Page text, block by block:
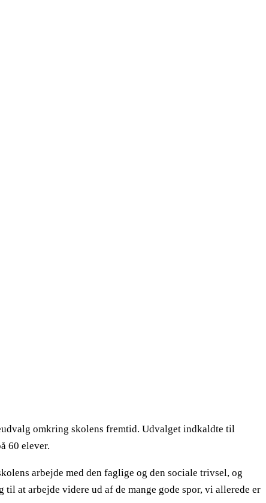
omkring skolens fremtid. Udvalget indkaldte til
60 elever.
arbejde med den faglige og den sociale trivsel, og
at arbejde videre ud af de mange gode spor, vi allerede er